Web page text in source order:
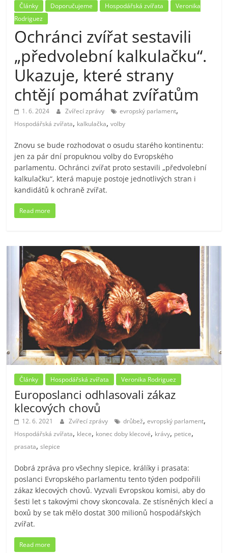
Články Doporučujeme Hospodářská zvířata
Veronika
Rodriguez
Ochránci zvířat sestavili
„předvolební kalkulačku“.
Ukazuje, které strany
chtějí pomáhat zvířatům
1. 6. 2024 Zvířecí zprávy evropský parlament,
Hospodářská zvířata, kalkulačka,volby
Znovu se bude rozhodovat o osudu starého kontinentu:
jen za pár dní propuknou volby do Evropského
parlamentu. Ochránci zvířat proto sestavili „předvolební
kalkulačku“, která mapuje postoje jednotlivých stran i
kandidátů k ochraně zvířat.
Read more
Články Hospodářská zvířata Veronika Rodriguez
Europoslanci odhlasovali zákaz
klecových chovů
12. 6. 2021 Zvířecí zprávy drůbež,evropský parlament,
Hospodářská zvířata, klece, konec doby klecové, krávy, petice,
prasata,slepice
Dobrá zpráva pro všechny slepice, králíky i prasata:
poslanci Evropského parlamentu tento týden podpořili
zákaz klecových chovů. Vyzvali Evropskou komisi, aby do
šesti let s takovými chovy skoncovala. Ze stísněných klecí a
boxů by se tak mělo dostat 300 milionů hospodářských
zvířat.
Read more